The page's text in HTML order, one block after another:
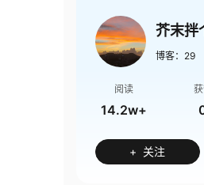
芥末拌
博客： 29
阅读
14.2w+
+ 关注